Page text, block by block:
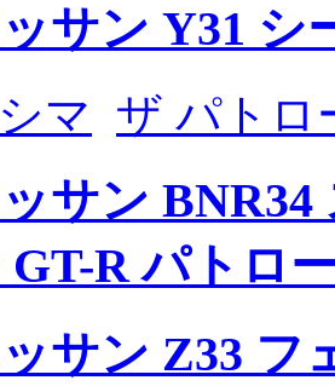
サン Y31 シ
マ ザ パトロ
サン BNR34
GT-R パトロ
サン Z33 フ